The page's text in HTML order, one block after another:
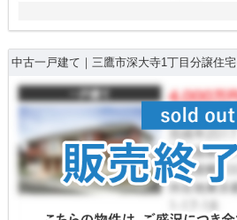
中古一戸建て｜三鷹市深大寺1丁目分譲住宅